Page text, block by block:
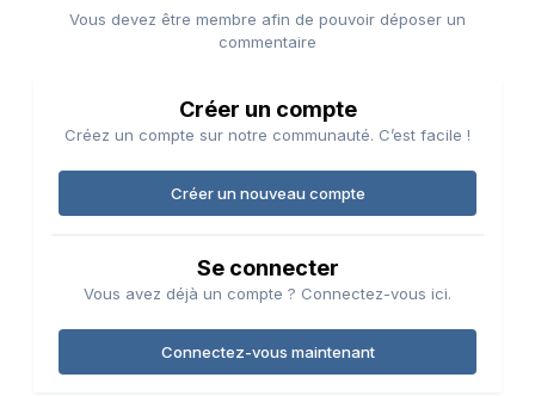
Vous devez être membre afin de pouvoir déposer un
commentaire
Créer un compte
Créez un compte sur notre communauté. C’est facile !
Créer un nouveau compte
Se connecter
Vous avez déjà un compte ? Connectez-vous ici.
Connectez-vous maintenant